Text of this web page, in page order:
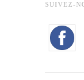
SUIVEZ-